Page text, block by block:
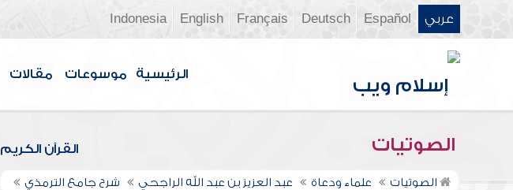
عربي Español
Deutsch
Français
English
Indonesia
الرئيسية موسوعات مقالات
الصوتيات القرآن الكريم
الصوتيات علماء ودعاة عبد العزيز بن عبد الله الراجحي شرح جامع الترمذي